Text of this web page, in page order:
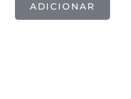
ADICIONAR